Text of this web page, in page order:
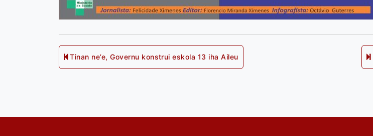
Post
Previous
Tinan ne’e, Governu konstrui eskola 13 iha Aileu